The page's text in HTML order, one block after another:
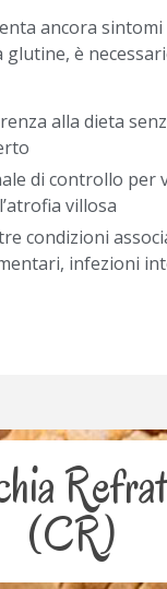
ancora
glutine, è
alla dieta
di controllo per
villosa
condizioni
infezioni
(CR)